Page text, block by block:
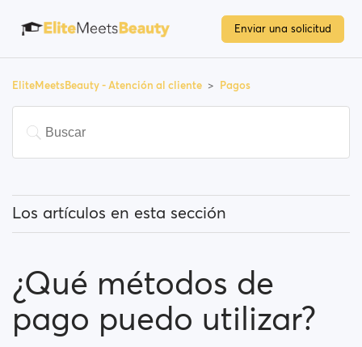
Enviar una solicitud
EliteMeetsBeauty - Atención al cliente Pagos
Los artículos en esta sección
¿Cómo puedo cambiar mi suscripción a una
Premium?
¿Qué métodos de pago puedo utilizar?
¿Qué métodos de
pago puedo utilizar?